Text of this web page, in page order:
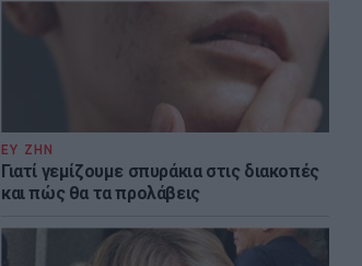
ΕΥ ΖΗΝ
Γιατί γεμίζουμε σπυράκια στις διακοπές
και πώς θα τα προλάβεις